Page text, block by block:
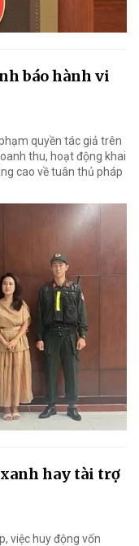
báo hành vi
quyền tác giả trên
thu, hoạt động khai
cao về tuân thủ pháp
hay tài trợ
việc huy động vốn